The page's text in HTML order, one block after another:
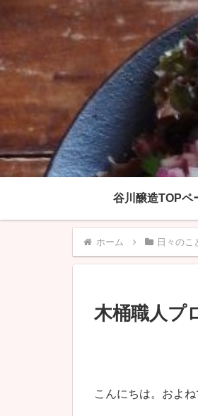
谷川醸造TOPペ
ホーム 日々のこ
木桶職人プ
こんにちは。およね